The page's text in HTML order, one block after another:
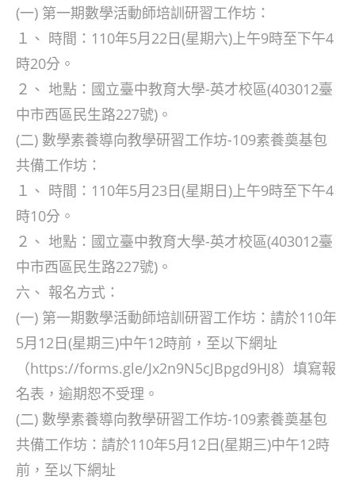
(一) 第一期數學活動師培訓研習工作坊：
１、 時間：110年5月22日(星期六)上午9時至下午4
時20分。
２、 地點：國立臺中教育大學-英才校區(403012臺
中市西區民生路227號)。
(二) 數學素養導向教學研習工作坊-109素養奠基包
共備工作坊：
１、 時間：110年5月23日(星期日)上午9時至下午4
時10分。
２、 地點：國立臺中教育大學-英才校區(403012臺
中市西區民生路227號)。
六、 報名方式：
(一) 第一期數學活動師培訓研習工作坊：請於110年
5月12日(星期三)中午12時前，至以下網址
（https://forms.gle/Jx2n9N5cJBpgd9HJ8）填寫報
名表，逾期恕不受理。
(二) 數學素養導向教學研習工作坊-109素養奠基包
共備工作坊：請於110年5月12日(星期三)中午12時
前，至以下網址